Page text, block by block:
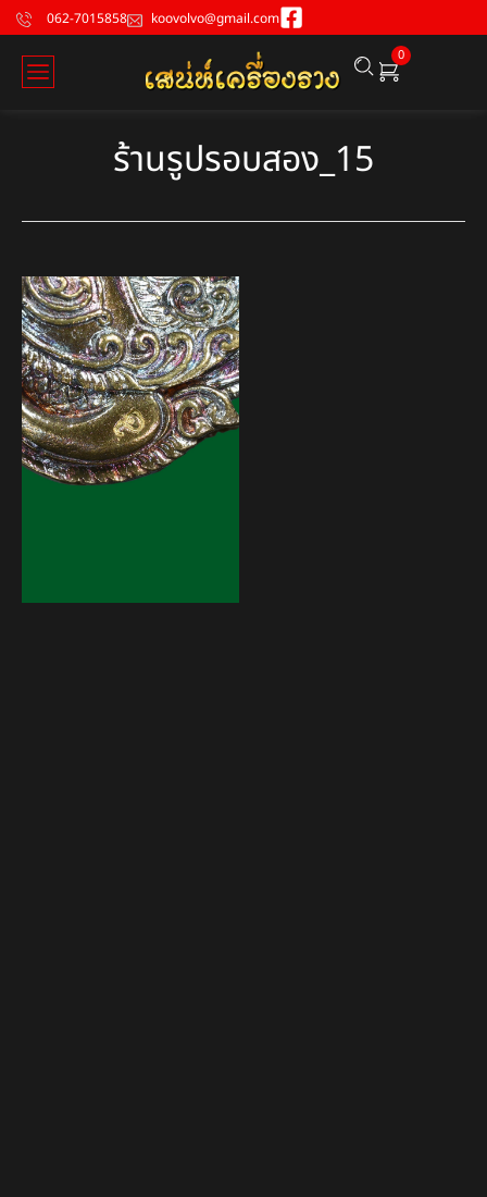
062-7015858 koovolvo@gmail.com
0
ร้านรูปรอบสอง_15